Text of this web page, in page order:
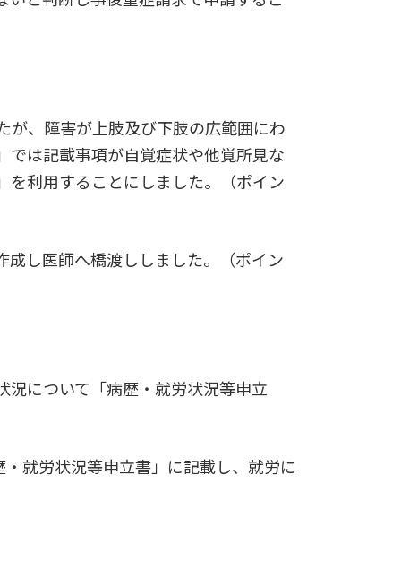
が、障害が上肢及び下肢の広範囲にわ
では記載事項が自覚症状や他覚所見な
を利用することにしました。（ポイン
し医師へ橋渡ししました。（ポイン
について「病歴・就労状況等申立
就労状況等申立書」に記載し、就労に